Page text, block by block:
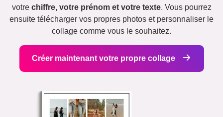
votre chiffre, votre prénom et votre texte. Vous pourrez
ensuite télécharger vos propres photos et personnaliser le
collage comme vous le souhaitez.
Créer maintenant votre propre collage